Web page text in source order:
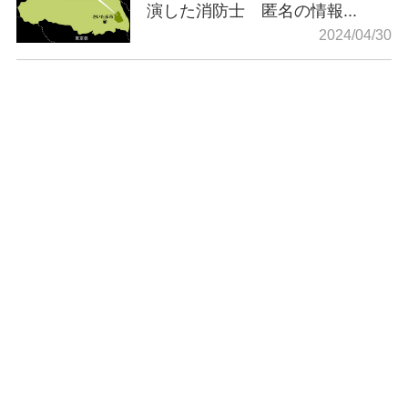
演した消防士 匿名の情報...
2024/04/30